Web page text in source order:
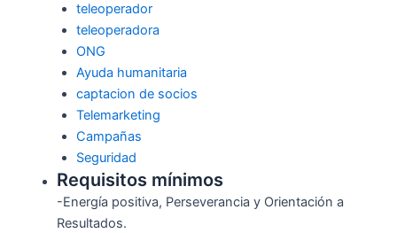
teleoperador
teleoperadora
ONG
Ayuda humanitaria
captacion de socios
Telemarketing
Campañas
Seguridad
Requisitos mínimos
-Energía positiva, Perseverancia y Orientación a
Resultados.